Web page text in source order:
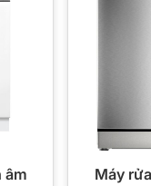
âm
Máy